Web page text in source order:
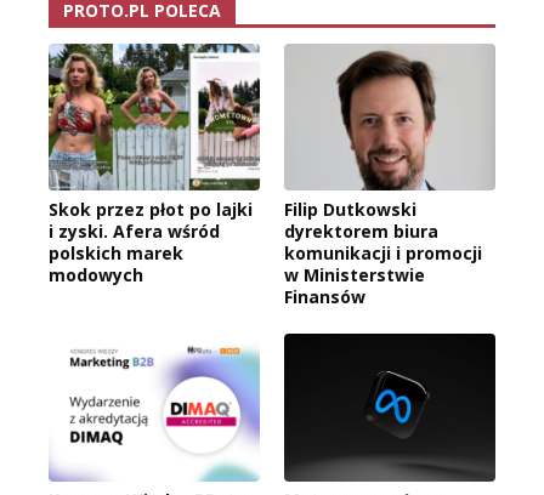
PROTO.PL POLECA
Skok przez płot po lajki
i zyski. Afera wśród
polskich marek
modowych
Filip Dutkowski
dyrektorem biura
komunikacji i promocji
w Ministerstwie
Finansów